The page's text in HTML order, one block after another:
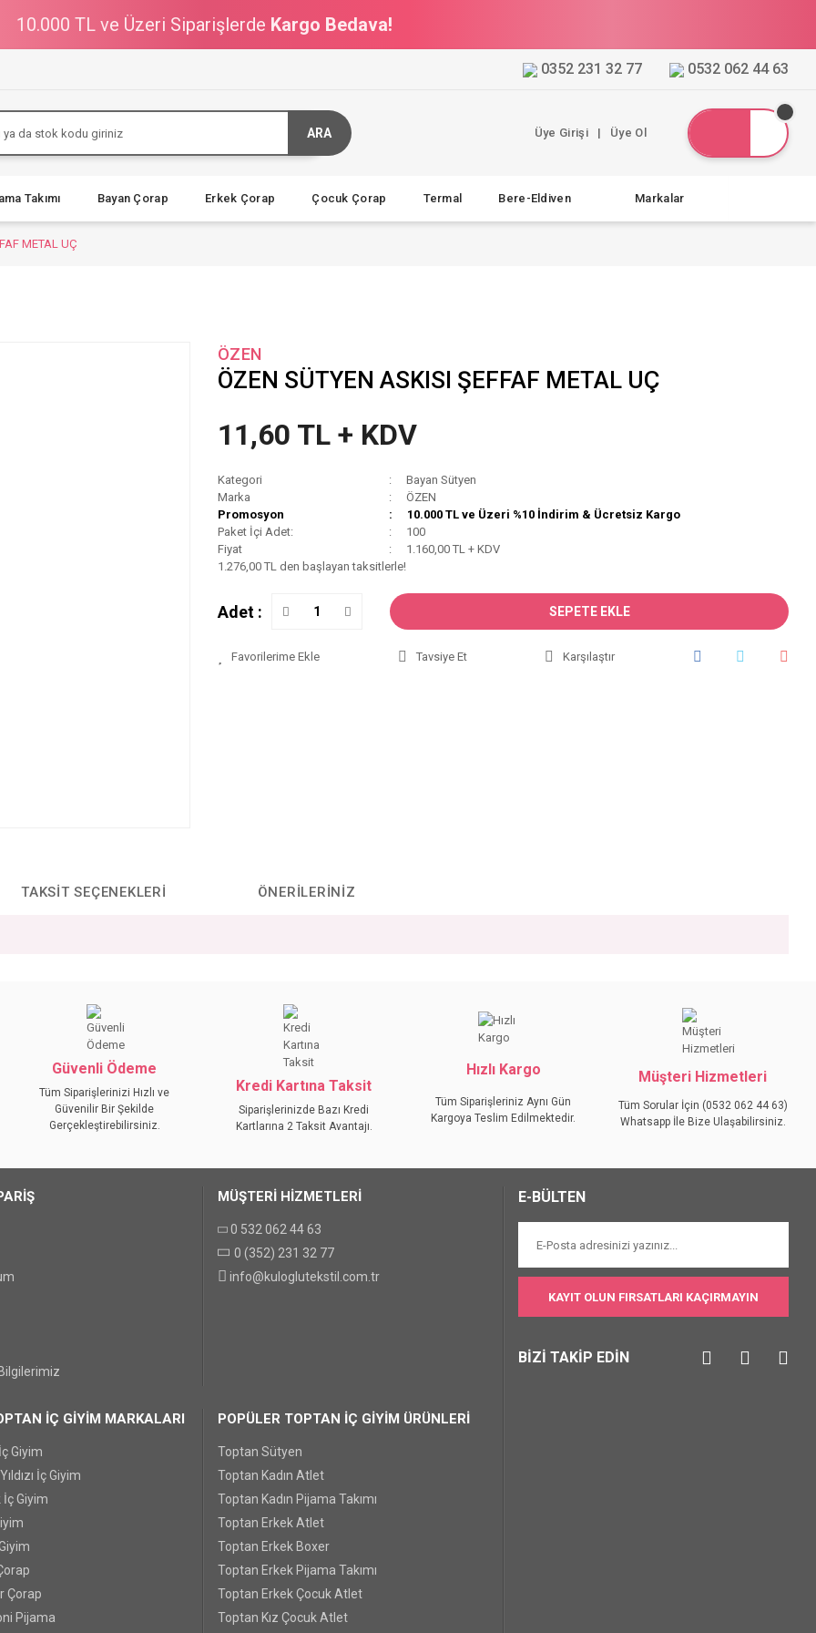
10.000 TL ve Üzeri Siparişlerde Kargo Bedava!
0352 231 32 77 0532 062 44 63
ARA Üye Girişi | Üye Ol
Takımı Bayan Çorap Erkek Çorap Çocuk Çorap Termal Bere-Eldiven Markalar
METAL UÇ
ÖZEN
ÖZEN SÜTYEN ASKISI ŞEFFAF METAL UÇ
11,60 TL + KDV
Kategori
Bayan Sütyen
Marka
ÖZEN
Promosyon
10.000 TL ve Üzeri %10 İndirim & Ücretsiz Kargo
Paket İçi Adet:
100
Fiyat
1.160,00 TL + KDV
1.276,00 TL den başlayan taksitlerle!
Adet : SEPETE EKLE
Tavsiye Et Karşılaştır
TAKSIT SEÇENEKLERI ÖNERILERINIZ
GÖNDER
Güvenli Ödeme
Tüm Siparişlerinizi Hızlı ve
Güvenilir Bir Şekilde
Gerçekleştirebilirsiniz.
Kredi Kartına Taksit
Siparişlerinizde Bazı Kredi
Kartlarına 2 Taksit Avantajı.
Hızlı Kargo
Tüm Siparişleriniz Aynı Gün
Kargoya Teslim Edilmektedir.
Müşteri Hizmetleri
Tüm Sorular İçin (0532 062 44 63)
Whatsapp İle Bize Ulaşabilirsiniz.
MÜŞTERİ HİZMETLERİ
0 532 062 44 63
0 (352) 231 32 77
info@kuloglutekstil.com.tr
İÇ GİYİM MARKALARI
Giyim
İç Giyim
Giyim
Çorap
Pijama
POPÜLER TOPTAN İÇ GİYİM ÜRÜNLERİ
Toptan Sütyen
Toptan Kadın Atlet
Toptan Kadın Pijama Takımı
Toptan Erkek Atlet
Toptan Erkek Boxer
Toptan Erkek Pijama Takımı
Toptan Erkek Çocuk Atlet
Toptan Kız Çocuk Atlet
E-BÜLTEN
KAYIT OLUN FIRSATLARI KAÇIRMAYIN
BİZİ TAKİP EDİN